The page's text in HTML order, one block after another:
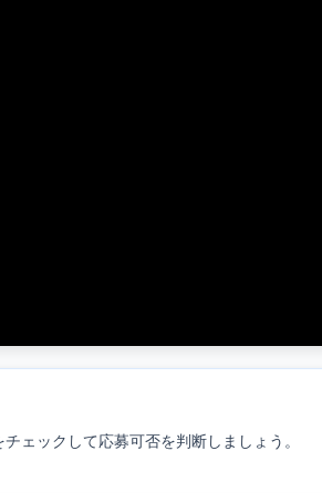
ェックして応募可否を判断しましょう。